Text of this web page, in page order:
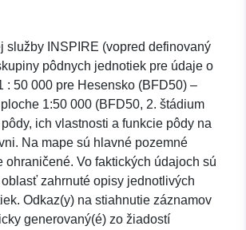
služby INSPIRE (vopred definovaný
pôdnych jednotiek pre údaje o
: 50 000 pre Hesensko (BFD50) –
1:50 000 (BFD50, 2. štádium
ich vlastnosti a funkcie pôdy na
Na mape sú hlavné pozemné
ohraničené. Vo faktických údajoch sú
zahrnuté opisy jednotlivých
Odkaz(y) na stiahnutie záznamov
generovaný(é) zo žiadostí